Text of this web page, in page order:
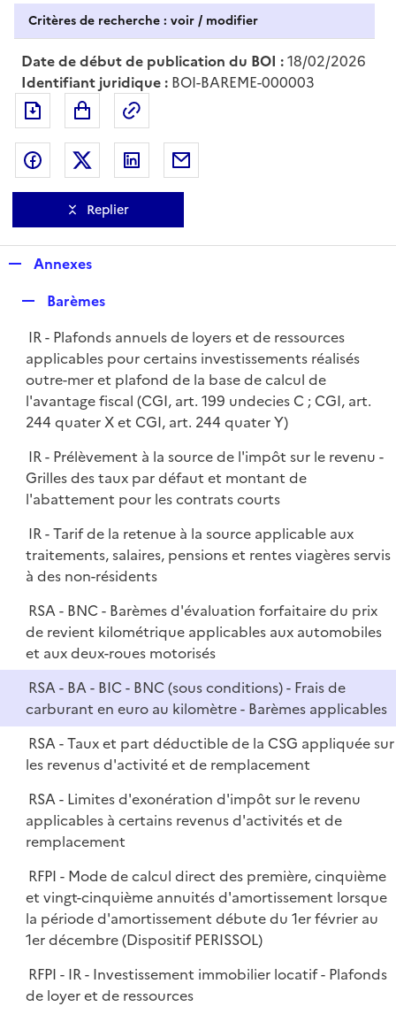
Critères de recherche : voir / modifier
Date de début de publication du BOI :18/02/2026
Identifiant juridique : BOI-BAREME-000003
Exporter le document au format pdf
Partager sur Facebook
Partager sur Twitter
Partager sur LinkedIn
Replier
p
e
r
Annexes
p
l
i
e
r
Barèmes
IR - Plafonds annuels de loyers et de ressources
applicables pour certains investissements réalisés
outre-mer et plafond de la base de calcul de
l'avantage fiscal (CGI, art. 199 undecies C ; CGI, art.
244 quater X et CGI, art. 244 quater Y)
IR - Prélèvement à la source de l'impôt sur le revenu -
Grilles des taux par défaut et montant de
l'abattement pour les contrats courts
IR - Tarif de la retenue à la source applicable aux
traitements, salaires, pensions et rentes viagères servis
à des non-résidents
RSA - BNC - Barèmes d'évaluation forfaitaire du prix
de revient kilométrique applicables aux automobiles
et aux deux-roues motorisés
RSA - BA - BIC - BNC (sous conditions) - Frais de
carburant en euro au kilomètre - Barèmes applicables
RSA - Taux et part déductible de la CSG appliquée sur
les revenus d'activité et de remplacement
RSA - Limites d'exonération d'impôt sur le revenu
applicables à certains revenus d'activités et de
remplacement
RFPI - Mode de calcul direct des première, cinquième
et vingt-cinquième annuités d'amortissement lorsque
la période d'amortissement débute du 1er février au
1er décembre (Dispositif PERISSOL)
RFPI - IR - Investissement immobilier locatif - Plafonds
de loyer et de ressources